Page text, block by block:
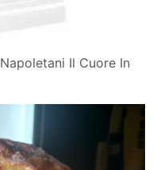
Il Cuore In